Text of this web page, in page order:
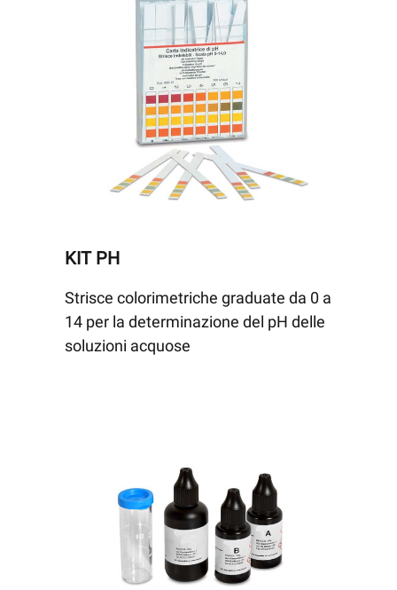
KIT PH
Strisce colorimetriche graduate da 0 a
14 per la determinazione del pH delle
soluzioni acquose